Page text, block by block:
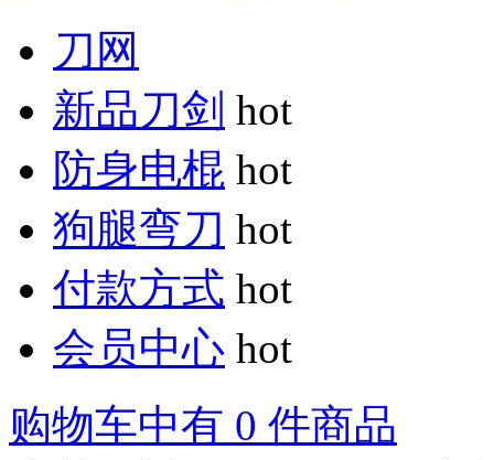
刀网
新品刀剑 hot
防身电棍 hot
狗腿弯刀 hot
付款方式 hot
会员中心 hot
购物车中有 0 件商品